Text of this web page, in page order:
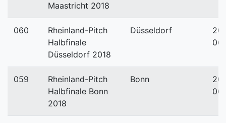
Maastricht 2018
060
Rheinland-Pitch
Halbfinale
Düsseldorf 2018
Düsseldorf
059
Rheinland-Pitch
Halbfinale Bonn
2018
Bonn